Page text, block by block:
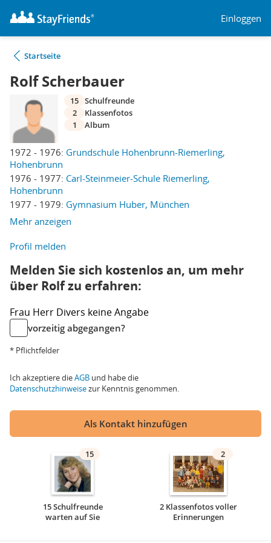
Einloggen
Startseite
Rolf Scherbauer
1972 - 1976: Grundschule Hohenbrunn-Riemerling,
Hohenbrunn
1976 - 1977: Carl-Steinmeier-Schule Riemerling,
Hohenbrunn
1977 - 1979: Gymnasium Huber, München
Mehr anzeigen
15 Schulfreunde
2
Klassenfotos
1
Album
Profil melden
Melden Sie sich kostenlos an, um mehr
über Rolf zu erfahren:
Frau Herr Divers keine Angabe
vorzeitig abgegangen?
* Pflichtfelder
Ich akzeptiere dieAGB und habe die
Datenschutzhinweisezur Kenntnis genommen.
Als Kontakt hinzufügen
15
15 Schulfreunde
warten auf Sie
2
2 Klassenfotos voller
Erinnerungen